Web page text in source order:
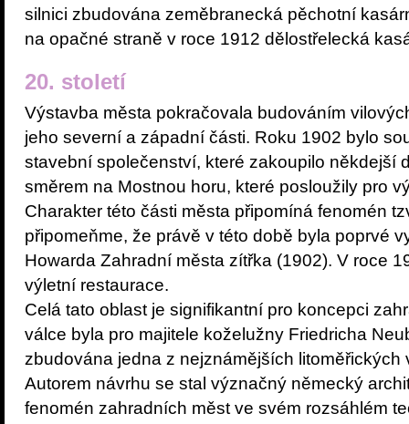
silnici zbudována zeměbranecká pěchotní
na opačné straně v roce 1912 dělostřelecká
20. století
Výstavba města pokračovala budováním
jeho severní a západní části. Roku 1902 bylo
stavební společenství, které zakoupilo někdejší
směrem na Mostnou horu, které posloužily pro
Charakter této části města připomíná fenomén
připomeňme, že právě v této době byla poprvé
Howarda Zahradní města zítřka (1902). V roce
výletní restaurace.
Celá tato oblast je signifikantní pro koncepci
válce byla pro majitele koželužny Friedricha
zbudována jedna z nejznámějších litoměřických
Autorem návrhu se stal význačný německý
fenomén zahradních měst ve svém rozsáhlém